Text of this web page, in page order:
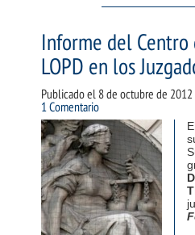
Informe del Centro
LOPD en los
Publicado el 8 de octubre de 2012
1 Comentario